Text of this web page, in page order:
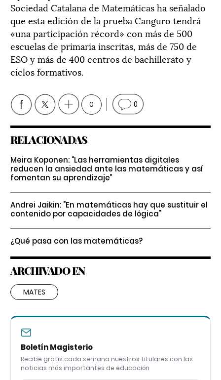
Sociedad Catalana de Matemáticas ha señalado
que esta edición de la prueba Canguro tendrá
«una participación récord» con más de 500
escuelas de primaria inscritas, más de 750 de
ESO y más de 400 centros de bachillerato y
ciclos formativos.
0 0
RELACIONADAS
Meira Koponen: “Las herramientas digitales
reducen la ansiedad ante las matemáticas y así
fomentan su aprendizaje”
Andrei Jaikin: "En matemáticas hay que sustituir el
contenido por capacidades de lógica"
¿Qué pasa con las matemáticas?
ARCHIVADO EN
MATES
Boletín Magisterio
Recibe gratis cada semana nuestros titulares con las
noticias más importantes de educación